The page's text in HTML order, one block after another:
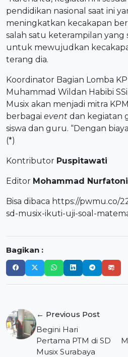
pendidikan nasional saat ini
meningkatkan kecakapan
salah satu keterampilan
untuk mewujudkan
terang dia.
Koordinator Bagian Lomba
Muhammad Wildan Habibi
Musix akan menjadi mitra
berbagai event dan kegiatan
siswa dan guru. “Dengan
(*)
Kontributor Puspitawati
Editor Mohammad Nurfatoni
Bisa dibaca https://pwmu.co/
sd-musix-ikuti-uji-soal-
Bagikan :
pos
← Previous Post
Begini Hari
Pertama PTM di SD
Musix Surabaya